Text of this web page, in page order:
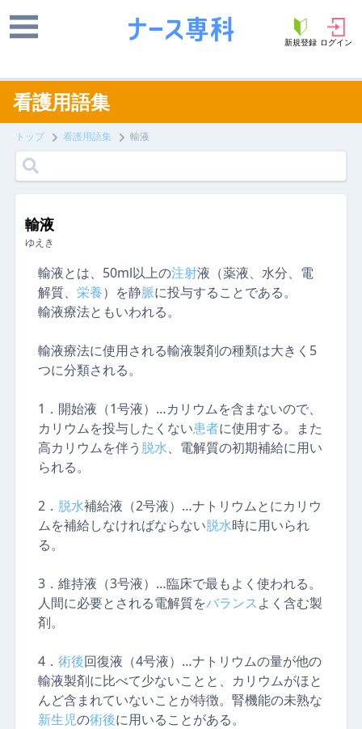
新規登録 ログイン
看護用語集
トップ 看護用語集 輸液
輸液
ゆえき
輸液とは、50ml以上の注射液（薬液、水分、電
解質、 栄養）を静脈に投与することである。
輸液療法ともいわれる。
輸液療法に使用される輸液製剤の種類は大きく5
つに分類される。
1．開始液（1号液）…カリウムを含まないので、
カリウムを投与したくない患者に使用する。また
高カリウムを伴う 脱水、電解質の初期補給に用い
られる。
2． 脱水補給液（2号液）…ナトリウムとにカリウ
ムを補給しなければならない脱水時に用いられ
る。
3．維持液（3号液）…臨床で最もよく使われる。
人間に必要とされる電解質をバランスよく含む製
剤。
4． 術後回復液（4号液）…ナトリウムの量が他の
輸液製剤に比べて少ないことと、カリウムがほと
んど含まれていないことが特徴。腎機能の未熟な
新生児の術後に用いることがある。